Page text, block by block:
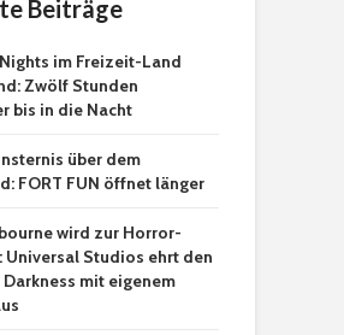
Beiträge
im Freizeit-Land
Zwölf Stunden
bis in die Nacht
über dem
FORT FUN öffnet länger
wird zur Horror-
Universal Studios ehrt den
mit eigenem